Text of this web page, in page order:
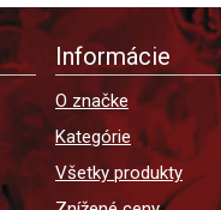
Informácie
O značke
Kategórie
Všetky produkty